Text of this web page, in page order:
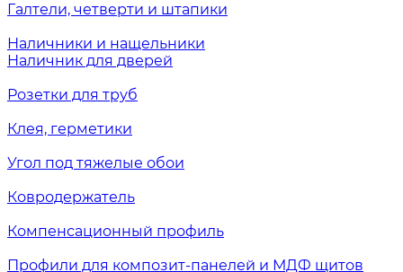
Галтели, четверти и штапики
Наличники и нащельники
Наличник для дверей
Розетки для труб
Клея, герметики
Угол под тяжелые обои
Ковродержатель
Компенсационный профиль
Профили для композит-панелей и МДФ щитов